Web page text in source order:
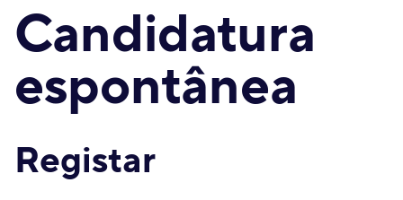
Candidatura
espontânea
Registar